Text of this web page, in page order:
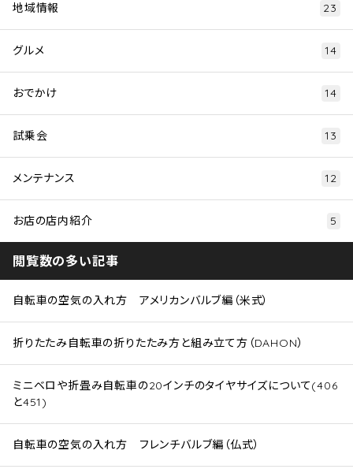
地域情報 23
グルメ 14
おでかけ 14
試乗会 13
メンテナンス 12
お店の店内紹介 5
閲覧数の多い記事
自転車の空気の入れ方 アメリカンバルブ編（米式）
折りたたみ自転車の折りたたみ方と組み立て方（DAHON）
ミニベロや折畳み自転車の20インチのタイヤサイズについて(406
と451)
自転車の空気の入れ方 フレンチバルブ編（仏式）